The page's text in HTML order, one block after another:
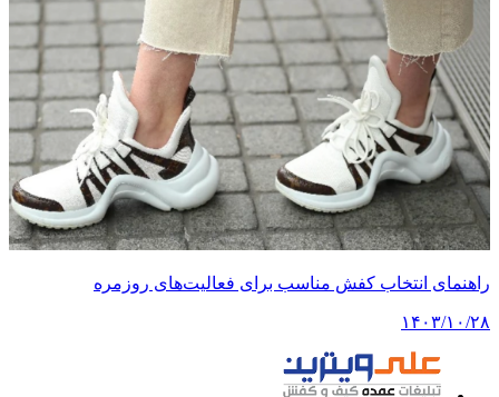
راهنمای انتخاب کفش مناسب برای فعالیت‌های روزمره
۱۴۰۳/۱۰/۲۸